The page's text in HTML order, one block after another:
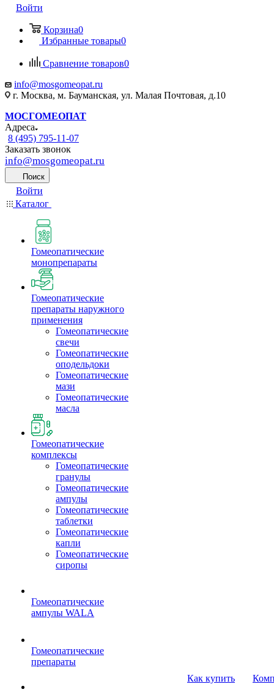
Войти
Корзина0
Избранные товары0
Сравнение товаров0
info@mosgomeopat.ru
г. Москва, м. Бауманская, ул. Малая Почтовая, д.10
МОСГОМЕОПАТ
Адреса
8 (495) 795-11-07
Заказать звонок
info@mosgomeopat.ru
Поиск
Войти
Каталог
Гомеопатические
монопрепараты
Гомеопатические
препараты наружного
применения
Гомеопатические
свечи
Гомеопатические
оподельдоки
Гомеопатические
мази
Гомеопатические
масла
Гомеопатические
комплексы
Гомеопатические
гранулы
Гомеопатические
ампулы
Гомеопатические
таблетки
Гомеопатические
капли
Гомеопатические
сиропы
Гомеопатические
ампулы WALA
Гомеопатические
препараты
Как купить